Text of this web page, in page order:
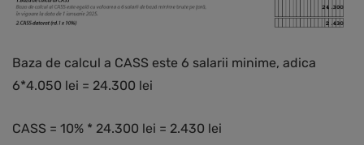
Baza de calcul a CASS este 6 salarii minime, adica
6*4.050 lei = 24.300 lei
CASS = 10% * 24.300 lei = 2.430 lei